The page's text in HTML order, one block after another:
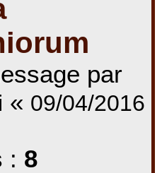
par
« 09/04/2016
: 8